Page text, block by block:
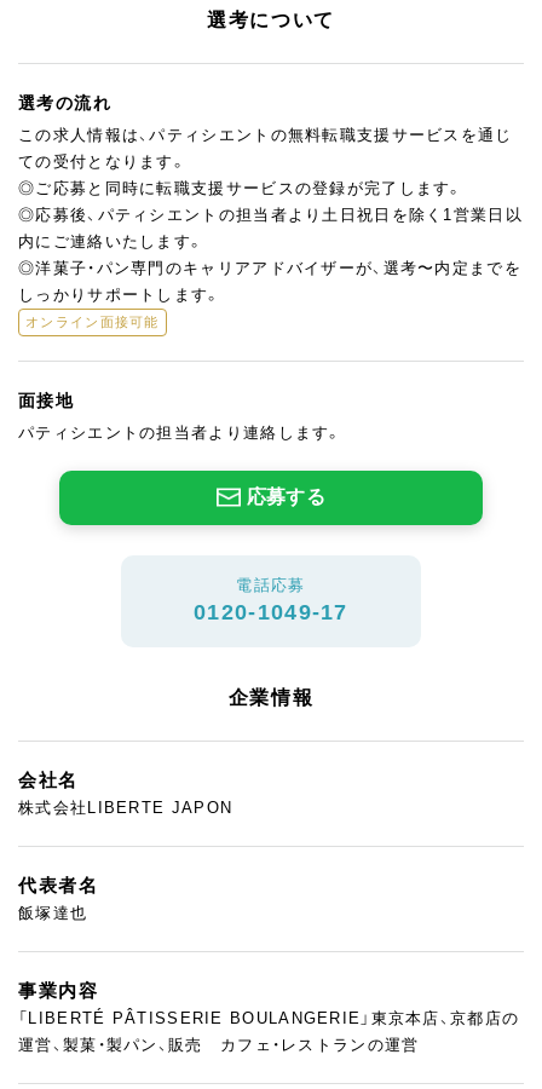
選考について
選考の流れ
この求人情報は、パティシエントの無料転職支援サービスを通じ
ての受付となります。
◎ご応募と同時に転職支援サービスの登録が完了します。
◎応募後、パティシエントの担当者より土日祝日を除く1営業日以
内にご連絡いたします。
◎洋菓子・パン専門のキャリアアドバイザーが、選考〜内定までを
しっかりサポートします。
オンライン面接可能
面接地
パティシエントの担当者より連絡します。
応募する
電話応募
0120-1049-17
企業情報
会社名
株式会社LIBERTE JAPON
代表者名
飯塚達也
事業内容
「LIBERTÉ PÂTISSERIE BOULANGERIE」東京本店、京都店の
運営、製菓・製パン、販売 カフェ・レストランの運営